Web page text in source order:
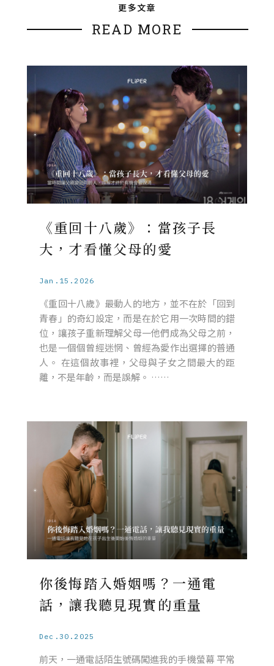
更多文章
READ MORE
《重回十八歲》：當孩子長
大，才看懂父母的愛
Jan.15.2026
《重回十八歲》最動人的地方，並不在於「回到
青春」的奇幻設定，而是在於它用一次時間的錯
位，讓孩子重新理解父母一他們成為父母之前，
也是一個個曾經迷惘、曾經為愛作出選擇的普通
人。 在這個故事裡，父母與子女之間最大的距
離，不是年齡，而是誤解。 ……
你後悔踏入婚姻嗎？一通電
話，讓我聽見現實的重量
Dec.30.2025
前天，一通電話陌生號碼闖進我的手機螢幕 平常